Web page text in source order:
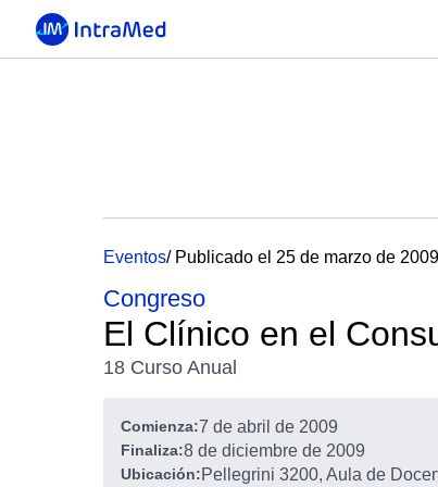
Eventos/ Publicado el 25 de marzo de 2009
Congreso
El Clínico en el
18 Curso Anual
Comienza:7 de abril de 2009
Finaliza:8 de diciembre de 2009
Ubicación:Pellegrini 3200, Aula de